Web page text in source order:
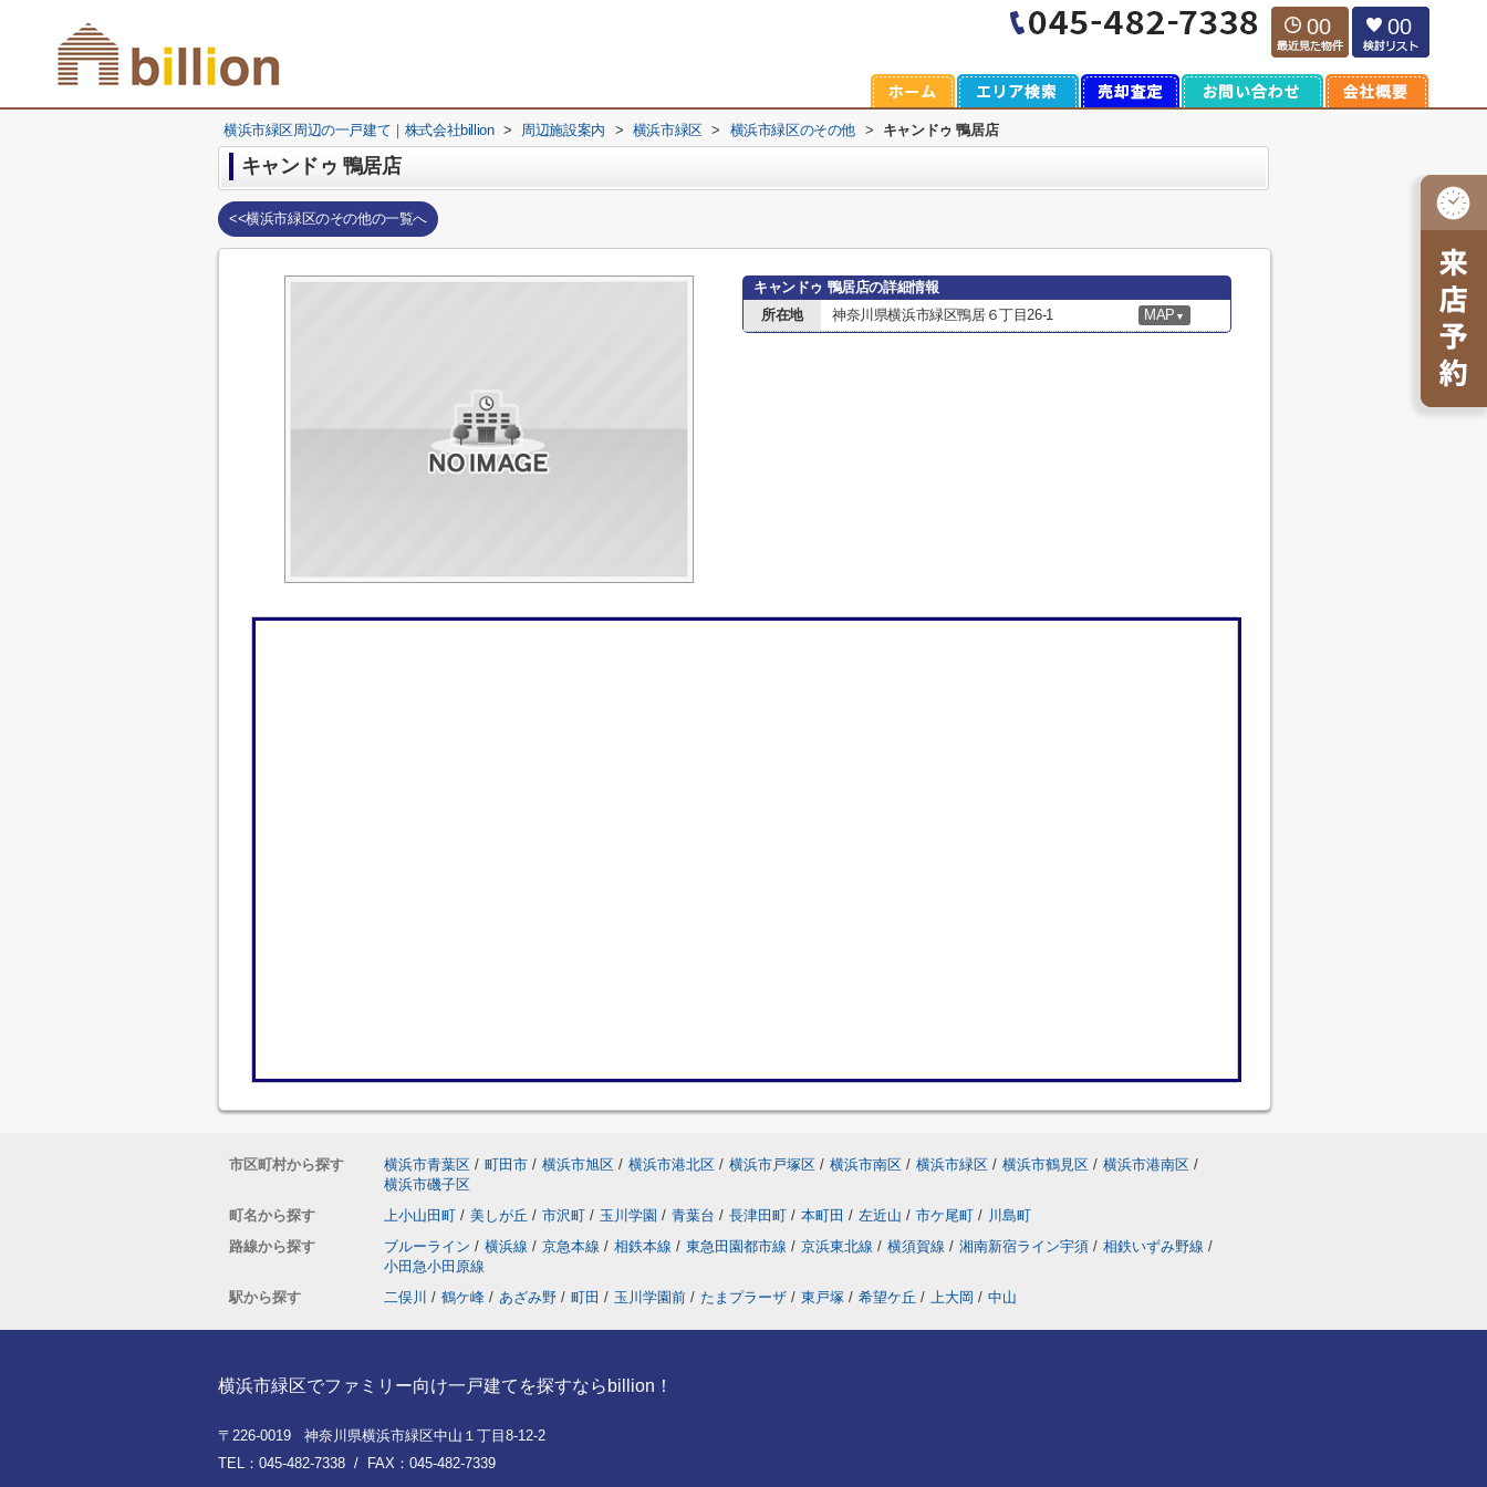
00 00
横浜市緑区周辺の一戸建て｜株式会社billion > 周辺施設案内 > 横浜市緑区 > 横浜市緑区のその他 > キャンドゥ 鴨居店
キャンドゥ 鴨居店
<<横浜市緑区のその他の一覧へ
キャンドゥ 鴨居店の詳細情報
所在地
神奈川県横浜市緑区鴨居６丁目26-1 MAP ▼
市区町村から探す 横浜市青葉区 / 町田市 / 横浜市旭区 / 横浜市港北区 / 横浜市戸塚区 / 横浜市南区 / 横浜市緑区 / 横浜市鶴見区 / 横浜市港南区 /
横浜市磯子区
町名から探す
上小山田町 / 美しが丘 / 市沢町 / 玉川学園 / 青葉台 / 長津田町 / 本町田 / 左近山 / 市ケ尾町 / 川島町
路線から探す
ブルーライン / 横浜線 / 京急本線 / 相鉄本線 / 東急田園都市線 / 京浜東北線 / 横須賀線 / 湘南新宿ライン宇須 / 相鉄いずみ野線 /
小田急小田原線
駅から探す
二俣川 / 鶴ケ峰 / あざみ野 / 町田 / 玉川学園前 / たまプラーザ / 東戸塚 / 希望ケ丘 / 上大岡 / 中山
横浜市緑区でファミリー向け一戸建てを探すならbillion！
〒226-0019 神奈川県横浜市緑区中山１丁目8-12-2
TEL：045-482-7338 / FAX：045-482-7339